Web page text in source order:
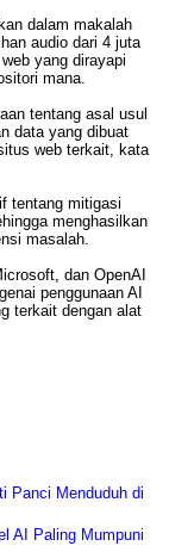
dalam makalah
audio dari 4 juta
yang dirayapi
mana.
tentang asal usul
data yang dibuat
web terkait, kata
tentang mitigasi
menghasilkan
masalah.
dan OpenAI
penggunaan AI
terkait dengan alat
Panci Menduduh di
AI Paling Mumpuni